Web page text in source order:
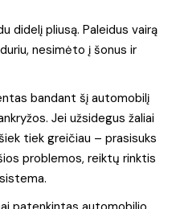
didelį pliusą. Paleidus vairą
nesimėto į šonus ir
bandant šį automobilį
Jei užsidegus žaliai
tiek greičiau – prasisuks
problemos, reiktų rinktis